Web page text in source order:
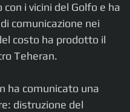
i vicini del Golfo e ha
comunicazione nei
costo ha prodotto il
Teheran.
ha comunicato una
distruzione del